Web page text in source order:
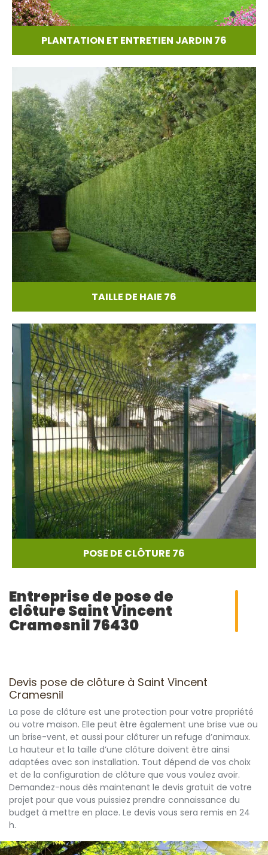
PLANTATION ET ENTRETIEN JARDIN 76
TAILLE DE HAIE 76
POSE DE CLÔTURE 76
Entreprise de pose de
clôture Saint Vincent
Cramesnil 76430
Devis pose de clôture à Saint Vincent
Cramesnil
La pose de clôture est une protection pour votre propriété
ou votre maison. Elle peut être également une brise vue ou
un brise-vent, et aussi pour clôturer un refuge d’animaux.
La hauteur et la taille d’une clôture doivent être ainsi
adaptées avec son installation. Tout dépend de vos choix
et de la configuration de clôture que vous voulez avoir.
Demandez-nous dès maintenant le devis gratuit de votre
projet pour que vous puissiez prendre connaissance du
budget à mettre en place. Le devis vous sera remis en 24
h.